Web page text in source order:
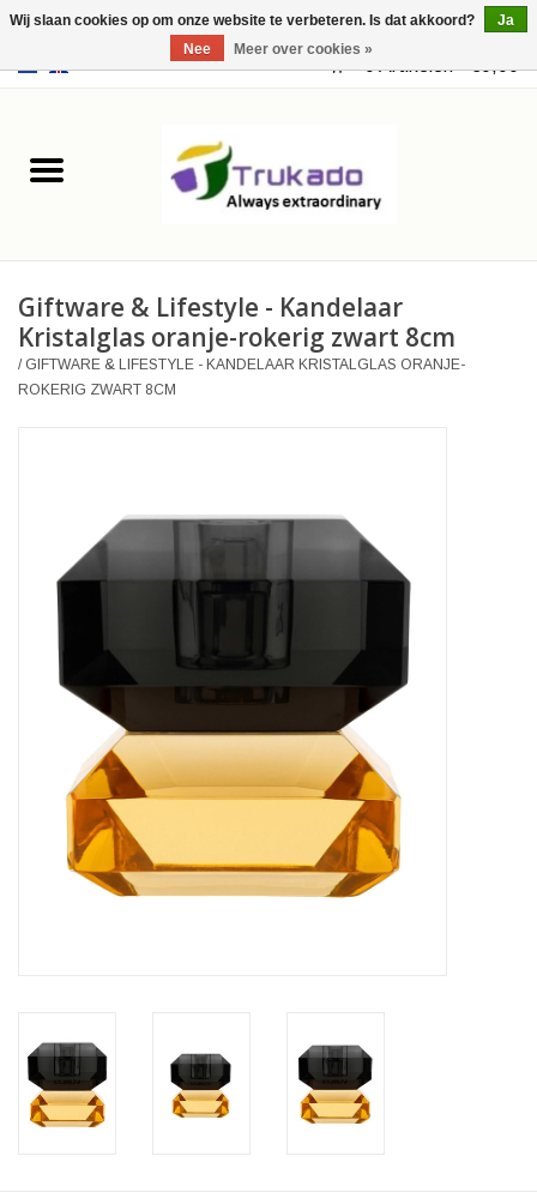
USD 0 Artikelen - €0,00
Leer
Merchandise
Retro Vintage
Veronese Design
Giftware & Lifestyle &
Collectables
Bezoek ons
Aanbiedingen
Giftware & Lifestyle - Kandelaar
Kristalglas oranje-rokerig zwart 8cm
/ GIFTWARE & LIFESTYLE - KANDELAAR KRISTALGLAS ORANJE-
ROKERIG ZWART 8CM
Wij slaan cookies op om onze website te verbeteren. Is dat akkoord?
Ja
Nee
Meer over cookies »